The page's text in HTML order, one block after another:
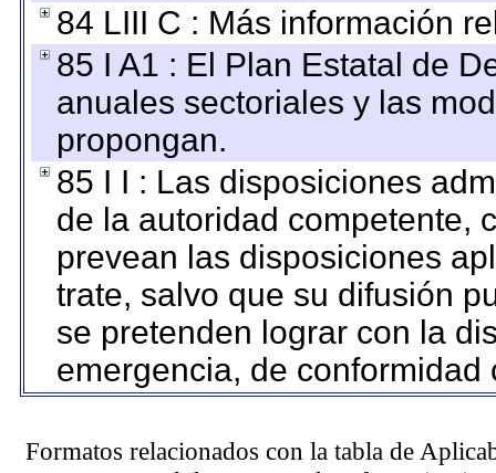
84 LIII C : Más información
85 I A1 : El Plan Estatal de
anuales sectoriales y las
propongan.
85 I I : Las disposiciones
de la autoridad competente,
prevean las disposiciones
trate, salvo que su difusión
se pretenden lograr con la
emergencia, de
Formatos relacionados con la tabla de